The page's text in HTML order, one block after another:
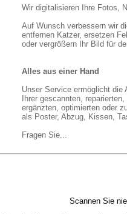
Wir digitalisieren Ihre Fotos,
Auf Wunsch verbessern wir
entfernen Katzer, ersetzen
oder vergrößern Ihr Bild für
Alles aus einer Hand
Unser Service ermöglicht die
Ihrer gescannten,
ergänzten, optimierten oder
als Poster, Abzug, Kissen,
Fragen Sie...
Scannen Sie